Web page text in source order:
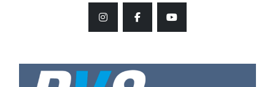
instagramfacebookyoutube